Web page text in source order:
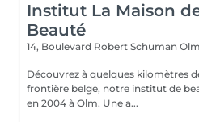
Institut La Maison
Beauté
14, Boulevard Robert Schuman
Découvrez à quelques kilomètres
frontière belge, notre institut de
en 2004 à Olm. Une a...